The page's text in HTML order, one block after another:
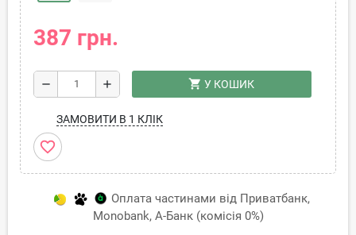
387 грн.
remove add shopping_cart У КОШИК
ЗАМОВИТИ В 1 КЛІК
favorite_border
Оплата частинами від Приватбанк,
Monobank, А-Банк (комісія 0%)